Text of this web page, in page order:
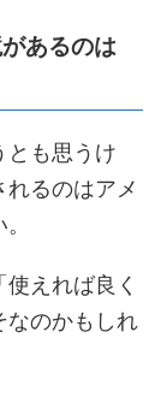
あるのは
とも思うけ
るのはアメ
えれば良く
なのかもしれ